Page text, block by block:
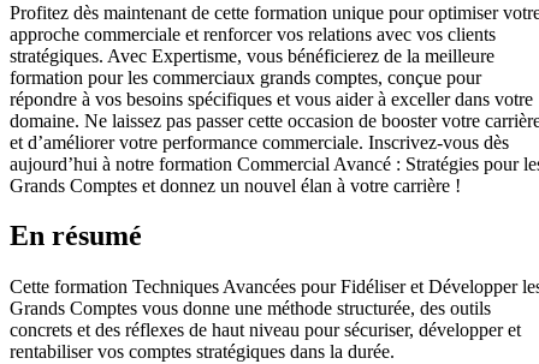
Profitez dès maintenant de cette formation unique pour optimiser
approche commerciale et renforcer vos relations avec vos clients
stratégiques. Avec Expertisme, vous bénéficierez de la meilleure
formation pour les commerciaux grands comptes, conçue pour
répondre à vos besoins spécifiques et vous aider à exceller dans votre
domaine. Ne laissez pas passer cette occasion de booster votre
et d’améliorer votre performance commerciale. Inscrivez-vous dès
aujourd’hui à notre formation Commercial Avancé : Stratégies pour
Grands Comptes et donnez un nouvel élan à votre carrière !
En résumé
Cette formation Techniques Avancées pour Fidéliser et Développer
Grands Comptes vous donne une méthode structurée, des outils
concrets et des réflexes de haut niveau pour sécuriser, développer et
rentabiliser vos comptes stratégiques dans la durée.